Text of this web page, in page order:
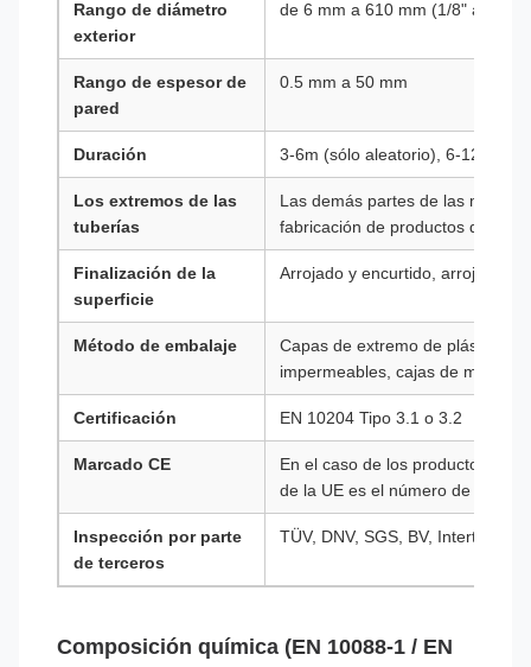
Rango de diámetro
exterior
de 6 mm a 610 mm (1/8" a 24")
Rango de espesor de
pared
0.5 mm a 50 mm
Duración 3-6m (sólo aleatorio), 6-12m
Los extremos de las
tuberías
Las demás partes de las
fabricación de productos de la
Finalización de la
superficie
Arrojado y encurtido, arrojado
Método de embalaje
Capas de extremo de plástico,
impermeables, cajas de madera
Certificación EN 10204 Tipo 3.1 o 3.2
Marcado CE
En el caso de los productos de
de la UE es el número de
Inspección por parte
de terceros
TÜV, DNV, SGS, BV, Intertek,
Composición química (EN 10088-1 / EN